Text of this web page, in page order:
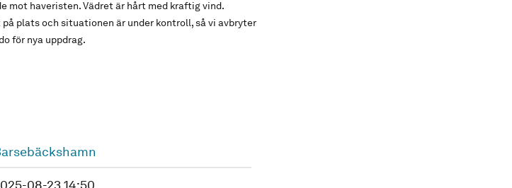
mot haveristen. Vädret är hårt med kraftig vind.
plats och situationen är under kontroll, så vi avbryter
för nya uppdrag.
08-23 14:50